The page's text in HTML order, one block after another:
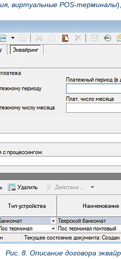
виртуальные POS-терминалы
Рис. 8. Описание договора